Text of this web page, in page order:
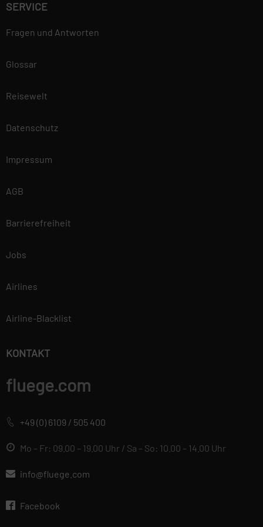
SERVICE
Fragen und Antworten
Glossar
Reisewelt
Datenschutz
Impressum
AGB
Barrierefreiheit
Jobs
Airlines
Airline-Blacklist
KONTAKT
fluege.com
+49 (0) 6109 / 505 400
Mo – Fr: 09.00 – 19.00 Uhr / Sa – So: 10.00 – 14.00 Uhr
info@fluege.com
Facebook